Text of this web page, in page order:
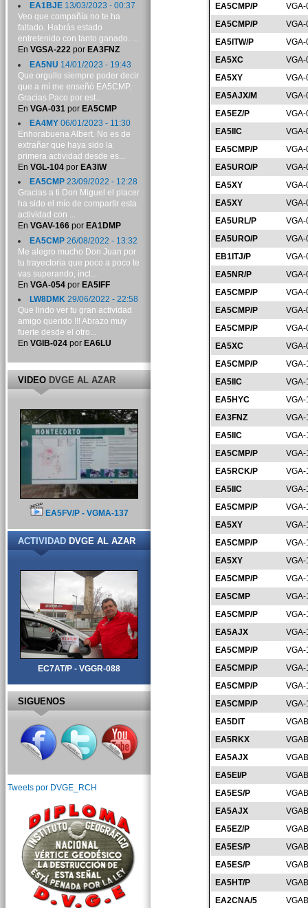
EA5CMP/P
EA5CMP/P
EA5ITW/P
EA5XC
EA5XY
EA5AJX/M
EA5EZ/P
EA5IIC
EA5CMP/P
EA5URO/P
EA5XY
EA5XY
EA5URL/P
EA5URO/P
EB1ITJ/P
EA5NR/P
EA5CMP/P
EA5CMP/P
EA5CMP/P
EA5XC
EA5CMP/P
EA5IIC
EA5HYC
EA3FNZ
EA5IIC
EA5CMP/P
EA5RCK/P
VGA-
EA5IIC
VGA-
EA5CMP/P
VGA-
EA5XY
EA5CMP/P
EA5XY
EA5CMP/P
EA5CMP
EA5CMP/P
EA5AJX
EA5CMP/P
EA5CMP/P
EA5CMP/P
EA5CMP/P
EA5DIT
EA5RKX
EA5AJX
EA5EI/P
EA5ES/P
EA5AJX
EA5EZ/P
EA5ES/P
EA5ES/P
EA5HT/P
EA2CNA/5
EA1BJE13/03/2023 - 00:37
Veo que compañía no te ha
faltado. Habrás estado
entretenido con tanto ganado. ...
En VGSA-222por EA3FNZ
EA5NU 14/01/2023 - 19:43
Que orgullo siempre poder decir
que a mí me enseñó EA5CMP.
Gracias Paco por est...
En VGA-031 por EA5CMP
EA4MY06/01/2023 - 11:30
Enhorabuena Albert. No es de
extrañar que haya sido la
primera actividad desde es...
En VGL-104por EA3IW
EA5CMP23/09/2022 - 12:28
Gracias a ti Don Miguel el placer
ha sido el mío de compartir esta
actividad con ...
En VGAV-166por EA1DMP
EA5CMP26/08/2022 - 13:32
Me alegro mucho Don Juan por
tu trayectoria que poco a poco te
vas superando, incl...
En VGA-054por EA5IFF
LW8DMK29/06/2022 - 22:58
Que lindo ver tu gran actividad
amigo querido !!! Abrazo muy
fuerte desde el otro...
En VGIB-024por EA6LU
VIDEODVGE AL AZAR
EA5FV/P - VGMA-137
ACTIVIDADDVGE AL AZAR
EC7AT/P - VGGR-088
SIGUENOS
Tweets por DVGE_RCH